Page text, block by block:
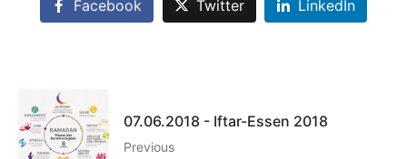
Facebook Twitter LinkedIn
07.06.2018 - Iftar-Essen 2018
Previous